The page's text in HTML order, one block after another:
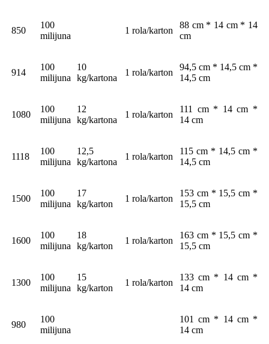
850
100
milijuna
1 rola/karton
88 cm * 14 cm * 14
cm
914
100
milijuna
10
kg/kartona
1 rola/karton
94,5 cm * 14,5 cm *
14,5 cm
1080
100
milijuna
12
kg/kartona
1 rola/karton
111 cm * 14 cm *
14 cm
1118
100
milijuna
12,5
kg/kartona
1 rola/karton
115 cm * 14,5 cm *
14,5 cm
1500
100
milijuna
17
kg/karton
1 rola/karton
153 cm * 15,5 cm *
15,5 cm
1600
100
milijuna
18
kg/karton
1 rola/karton
163 cm * 15,5 cm *
15,5 cm
1300
100
milijuna
15
kg/karton
1 rola/karton
133 cm * 14 cm *
14 cm
980
100
milijuna
101 cm * 14 cm *
14 cm